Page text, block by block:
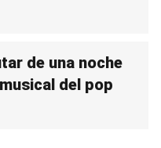
de una noche
del pop